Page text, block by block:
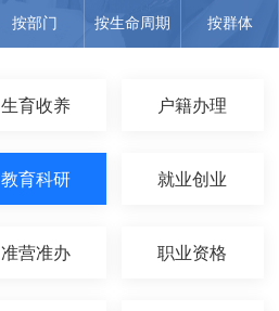
按部门 按生命周期 按群体
生育收养 户籍办理
教育科研 就业创业
准营准办 职业资格